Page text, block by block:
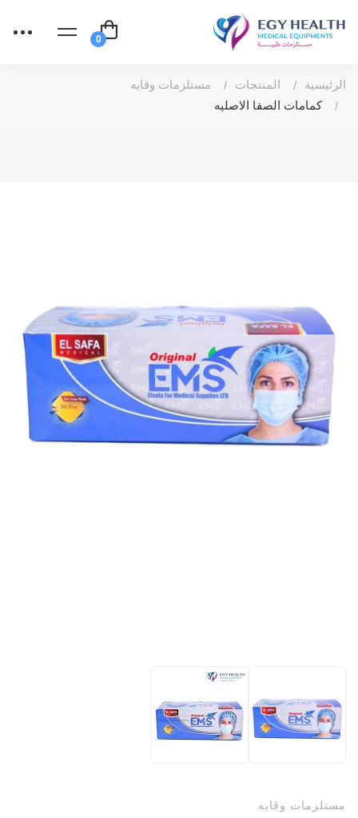
الرئيسية المنتجات
مستلزمات وقايه
كمامات الصفا الاصليه
مستلزمات وقايه